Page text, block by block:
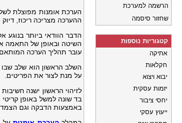
הערכת אומנות מפוצלת
ההערכה מצריכה ריכוז,
הדבר הוודאי ביותר
השיטה ובאופן של התאמה
עובר תהליך הערכה המותאם
השלב הראשון הוא שלב
על מנת לצור את הפריטים.
לזיהוי הראשון ישנה
בד שונה למשל באופן קריטי
באמצעות הדבקה וגם
הרשמה למערכת
שחזור סיסמה
קטגוריות נוספות
אתיקה
חקלאות
יבוא ויצוא
יזמות עסקית
יחסי ציבור
ייעוץ עסקי